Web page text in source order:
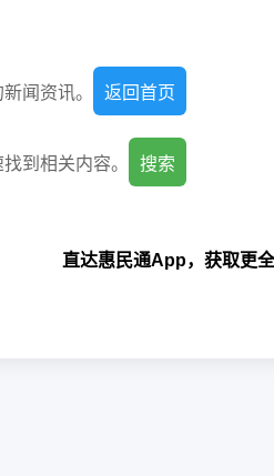
闻资讯。 返回首页
到相关内容。 搜索
直达惠民通App，获取更